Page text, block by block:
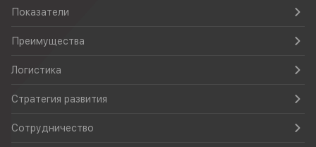
Показатели
Преимущества
Логистика
Стратегия развития
Сотрудничество